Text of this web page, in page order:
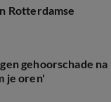
Rotterdamse
gehoorschade na
je oren'